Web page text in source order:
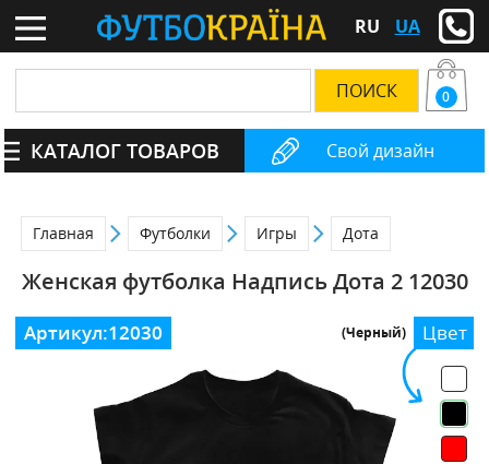
RU UA
Свой дизайн
0
КАТАЛОГ ТОВАРОВ
Главная Футболки Игры Дота
Женская футболка Надпись Дота 2 12030
Цвет
(Черный)
Артикул:12030